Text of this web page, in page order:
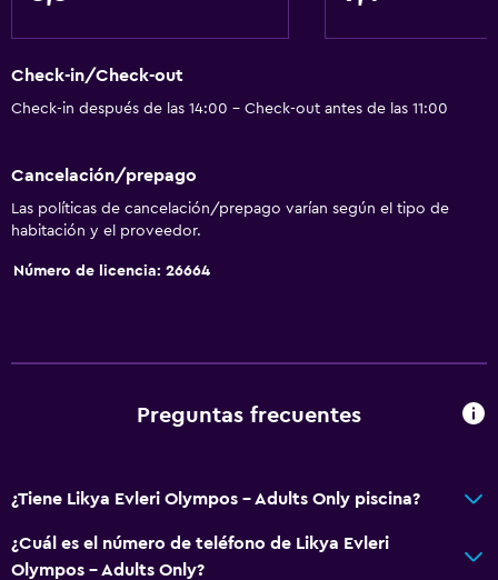
Check-in/Check-out
Check-in después de las 14:00 - Check-out antes de las 11:00
Cancelación/prepago
Las políticas de cancelación/prepago varían según el tipo de
habitación y el proveedor.
Número de licencia: 26664
Preguntas frecuentes
¿Tiene Likya Evleri Olympos - Adults Only piscina?
¿Cuál es el número de teléfono de Likya Evleri
Olympos - Adults Only?